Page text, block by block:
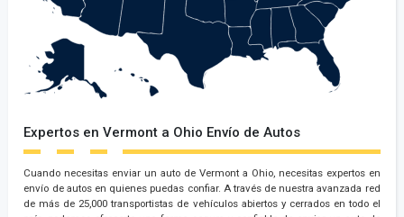
Expertos en Vermont a Ohio Envío de Autos
Cuando necesitas enviar un auto de Vermont a Ohio, necesitas expertos en
envío de autos en quienes puedas confiar. A través de nuestra avanzada red
de más de 25,000 transportistas de vehículos abiertos y cerrados en todo el